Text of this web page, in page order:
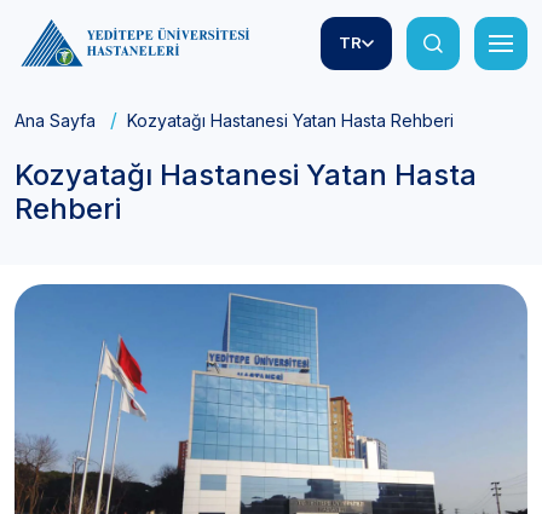
TR
Ana Sayfa Kozyatağı Hastanesi Yatan Hasta Rehberi
Kozyatağı Hastanesi Yatan Hasta
Rehberi